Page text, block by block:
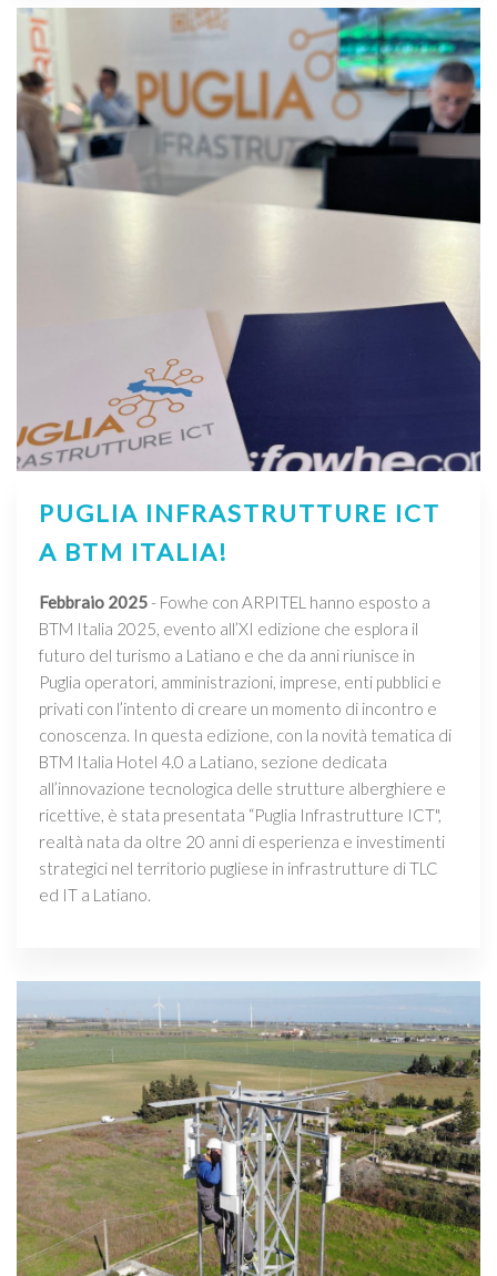
PUGLIA INFRASTRUTTURE ICT
A BTM ITALIA!
Febbraio 2025- Fowhe con ARPITEL hanno esposto a
BTM Italia 2025, evento all’XI edizione che esplora il
futuro del turismo a Latiano e che da anni riunisce in
Puglia operatori, amministrazioni, imprese, enti pubblici e
privati con l’intento di creare un momento di incontro e
conoscenza. In questa edizione, con la novità tematica di
BTM Italia Hotel 4.0 a Latiano, sezione dedicata
all’innovazione tecnologica delle strutture alberghiere e
ricettive, è stata presentata “Puglia Infrastrutture ICT",
realtà nata da oltre 20 anni di esperienza e investimenti
strategici nel territorio pugliese in infrastrutture di TLC
ed IT a Latiano.